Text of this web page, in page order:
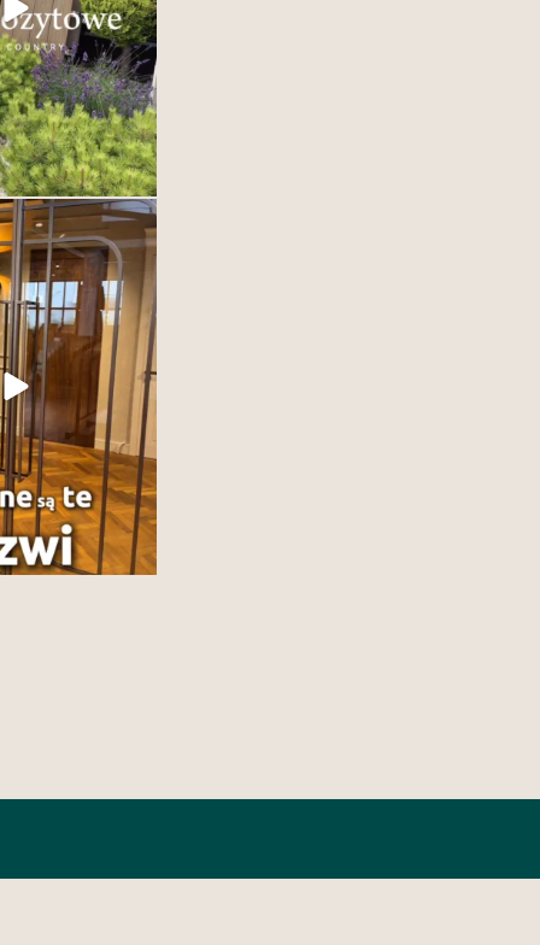
jedynie oddzielać
definiować. To jeden
elementów wnętrza –
o jego
nowoczesne,
kolekcje drzwi w
się, jak jeden
całe wnętrze.
0